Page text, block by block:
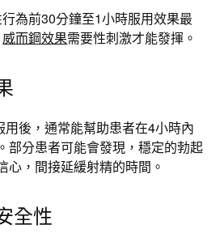
行為前30分鐘至1小時服用效果最
威而鋼效果需要性刺激才能發揮。
用後，通常能幫助患者在4小時內
部分患者可能會發現，穩定的勃起
心，間接延緩射精的時間。
全性